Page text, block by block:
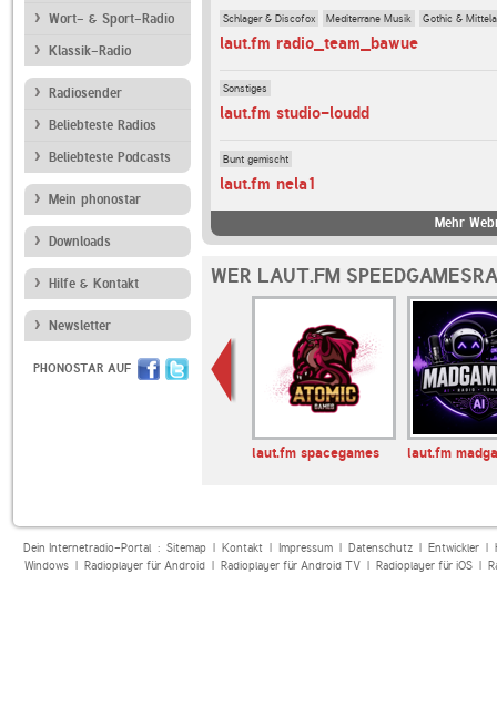
Wort- & Sport-Radio
Klassik-Radio
Radiosender
Beliebteste Radios
Beliebteste Podcasts
Mein phonostar
Downloads
Hilfe & Kontakt
Newsletter
PHONOSTAR AUF
Schlager & Discofox Mediterrane Musik Gothic &
laut.fm radio_team_bawue
Sonstiges
laut.fm studio-loudd
Bunt gemischt
laut.fm nela1
Mehr
WER LAUT.FM
laut.fm spacegames laut.fm
Dein Internetradio-Portal : Sitemap| Kontakt| Impressum| Datenschutz| Entwickler|
Windows| Radioplayer für Android| Radioplayer für Android TV| Radioplayer für iOS|